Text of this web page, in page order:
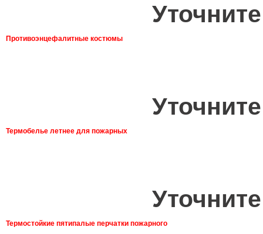
Противоэнцефалитные костюмы
Термобелье летнее для пожарных
Термостойкие пятипалые перчатки пожарного